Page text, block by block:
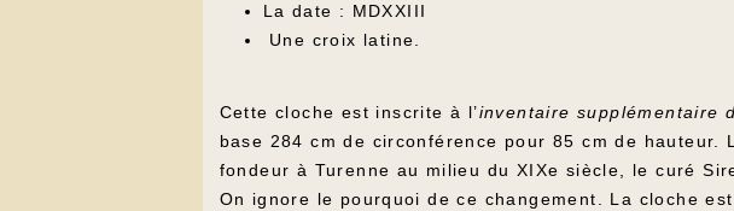
La date : MDXXIII
Une croix latine.
Cette cloche est inscrite à l’inventaire supplémentaire
base 284 cm de circonférence pour 85 cm de
fondeur à Turenne au milieu du XIXe siècle, le curé
On ignore le pourquoi de ce changement. La cloche